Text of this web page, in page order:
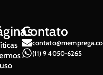
Contato
(11) 9 4050-6265